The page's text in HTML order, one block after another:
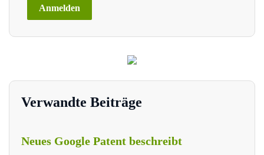
Verwandte Beiträge
Neues Google Patent beschreibt